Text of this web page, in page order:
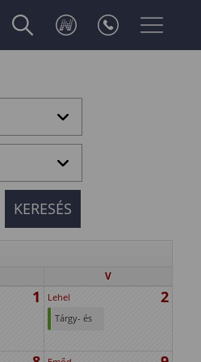
V
1 Lehel 2
Tárgy- és
időszak